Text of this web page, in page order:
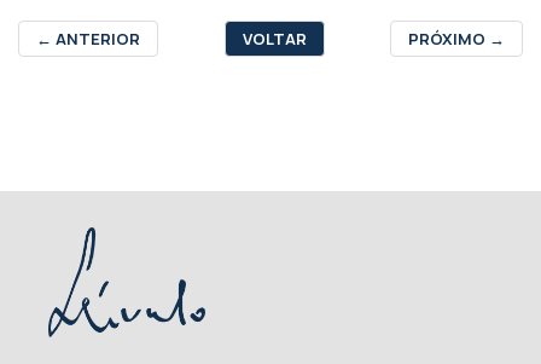
← ANTERIOR VOLTAR PRÓXIMO →